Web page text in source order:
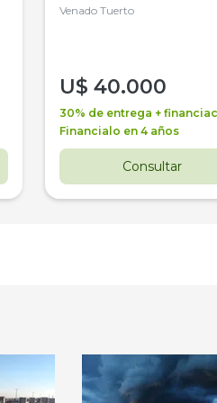
4WD, PATON
Venado Tuerto
U$ 40.000
30% de entrega +
Financialo en 4 años
Consultar